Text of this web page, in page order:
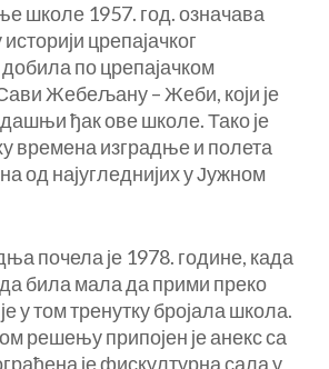
школе 1957. год. означава
црепајачког
по црепајачком
Жебељану – Жеби, који је
ђак ове школе. Тако је
времена изградње и полета
од најугледнијих у Јужном
почела је 1978. године, када
била мала да прими преко
у том тренутку бројала школа.
решењу припојен је анекс са
је фискултурна сала у